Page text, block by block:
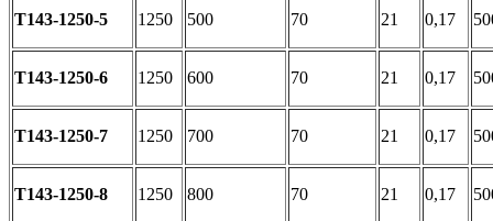
Т143-1250-5 1250 500 70 21 0,17
Т143-1250-6 1250 600 70 21 0,17
Т143-1250-7 1250 700 70 21 0,17
Т143-1250-8 1250 800 70 21 0,17